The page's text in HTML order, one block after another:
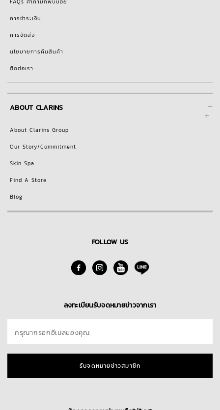
FAQs คำถามที่พบบ่อย
การชำระเงิน
การจัดส่ง
นโยบายการคืนสินค้า
ติดต่อเรา
-
ABOUT CLARINS
About Clarins Group
Our Story/Commitment
Skin Spa
Find A Store
Blog
FOLLOW US
ลงทะเบียนรับจดหมายข่าวจากเรา
กรุณากรอกอีเมลของคุณ
รับจดหมายข่าวสมาชิก